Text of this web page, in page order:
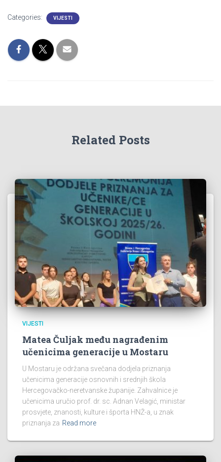
Categories: VIJESTI
Related Posts
VIJESTI
Matea Čuljak među nagrađenim
učenicima generacije u Mostaru
U Mostaru je održana svečana dodjela priznanja
učenicima generacije osnovnih i srednjih škola
Hercegovačko-neretvanske županije. Zahvalnice je
učenicima uručio prof. dr. sc. Adnan Velagić, ministar
prosvjete, znanosti, kulture i športa HNŽ-a, u znak
priznanja za Read more